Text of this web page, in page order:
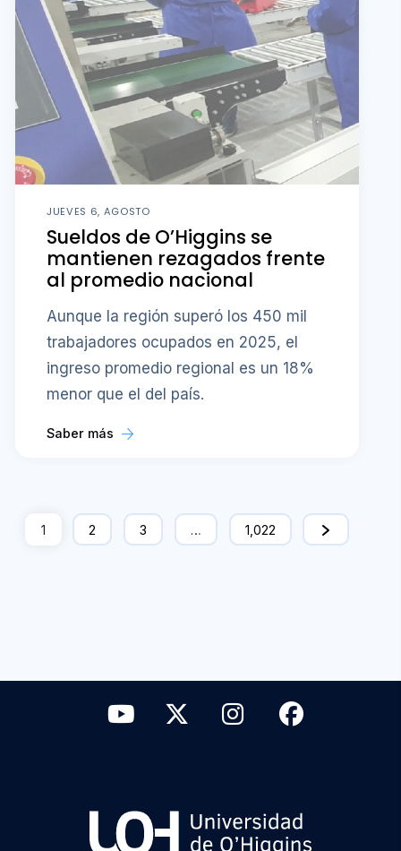
JUEVES 6, AGOSTO
Sueldos de O’Higgins se
mantienen rezagados frente
al promedio nacional
Aunque la región superó los 450 mil
trabajadores ocupados en 2025, el
ingreso promedio regional es un 18%
menor que el del país.
Saber más
1 2 3 … 1,022